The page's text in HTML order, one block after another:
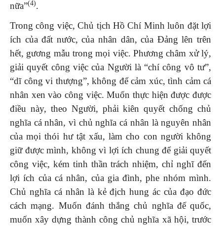
nữa”(4).
Trong công việc, Chủ tịch Hồ Chí Minh luôn đặt lợi
ích của đất nước, của nhân dân, của Đảng lên trên
hết, gương mẫu trong mọi việc. Phương châm xử lý,
giải quyết công việc của Người là “chí công vô tư”,
“dĩ công vi thượng”, không để cảm xúc, tình cảm cá
nhân xen vào công việc. Muốn thực hiện được được
điều này, theo Người, phải kiên quyết chống chủ
nghĩa cá nhân, vì chủ nghĩa cá nhân là nguyên nhân
của mọi thói hư tật xấu, làm cho con người không
giữ được mình, không vì lợi ích chung để giải quyết
công việc, kém tinh thần trách nhiệm, chỉ nghĩ đến
lợi ích của cá nhân, của gia đình, phe nhóm mình.
Chủ nghĩa cá nhân là kẻ địch hung ác của đạo đức
cách mạng. Muốn đánh thắng chủ nghĩa đế quốc,
muốn xây dựng thành công chủ nghĩa xã hội, trước